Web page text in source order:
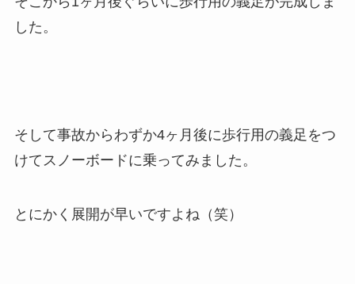
した。
そして事故からわずか4ヶ月後に歩行用の義足をつ
けてスノーボードに乗ってみました。
とにかく展開が早いですよね（笑）